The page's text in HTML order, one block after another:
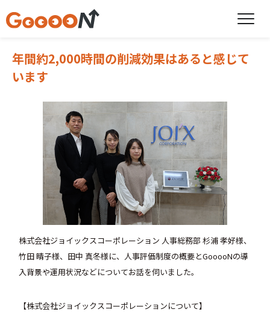
年間約2,000時間の削減効果はあると感じて
います
株式会社ジョイックスコーポレーション 人事総務部 杉浦 孝好様、
竹田 晴子様、田中 真冬様に、人事評価制度の概要とGooooNの導
入背景や運用状況などについてお話を伺いました。
【株式会社ジョイックスコーポレーションについて】